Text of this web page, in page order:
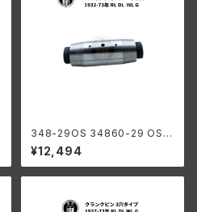
348-29OS 34860-29 OS
クランクピン 3穴タイプ +0004
インチ オーバーサイズ ハーレー
ダビッドソン 1932-73年 RL D
¥12,494